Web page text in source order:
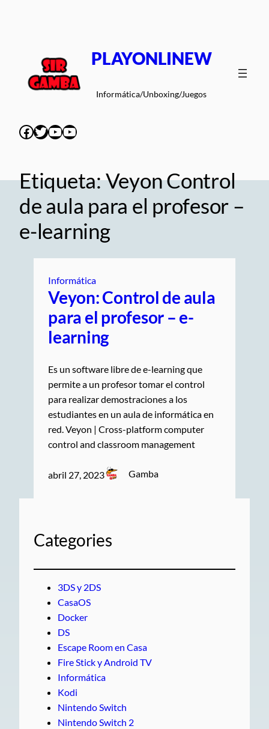
PLAYONLINEW
Informática/Unboxing/Juegos
Facebook
Twitter
YouTube
YouTube
Etiqueta:Veyon Control
de aula para el profesor –
e-learning
Informática
Veyon: Control de aula
para el profesor – e-
learning
Es un software libre de e-learning que
permite a un profesor tomar el control
para realizar demostraciones a los
estudiantes en un aula de informática en
red. Veyon | Cross-platform computer
control and classroom management
abril 27, 2023 Gamba
Categories
3DS y 2DS
CasaOS
Docker
DS
Escape Room en Casa
Fire Stick y Android TV
Informática
Kodi
Nintendo Switch
Nintendo Switch 2